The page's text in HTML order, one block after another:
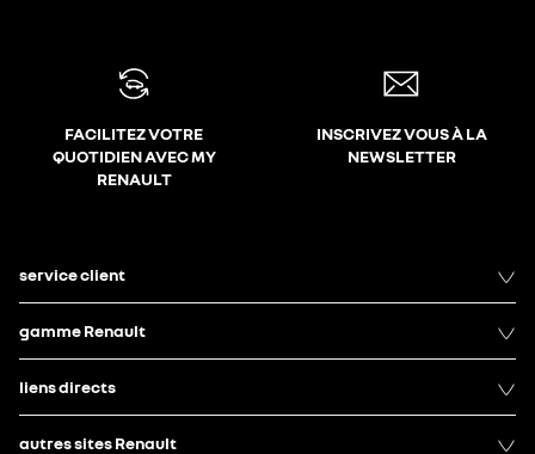
FACILITEZ VOTRE
QUOTIDIEN AVEC MY
RENAULT
INSCRIVEZ VOUS À LA
NEWSLETTER
service client
gamme Renault
liens directs
autres sites Renault